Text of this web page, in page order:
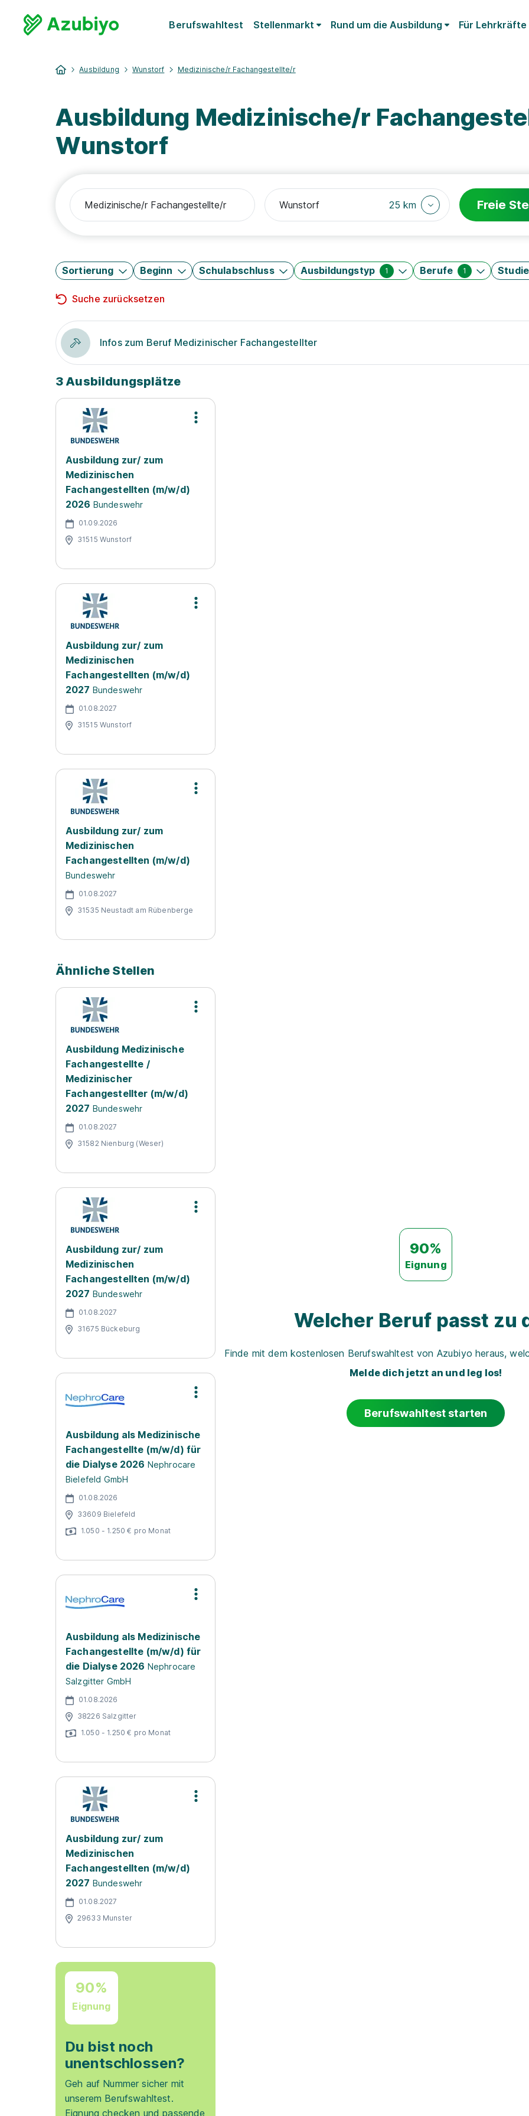
Berufswahltest Stellenmarkt Rund um die Ausbildung Für Lehrkräfte
Ausbildung Wunstorf Medizinische/r Fachangestellte/r
Ausbildung Medizinische/r
Wunstorf
25 km Freie
Sortierung Beginn Schulabschluss Ausbildungstyp 1 Berufe 1
Suche zurücksetzen
Infos zum Beruf Medizinischer Fachangestellter
3 Ausbildungsplätze
Ausbildung zur/ zum
Medizinischen
Fachangestellten (m/w/d)
2026 Bundeswehr
01.09.2026
31515 Wunstorf
Ausbildung zur/ zum
Medizinischen
Fachangestellten (m/w/d)
2027 Bundeswehr
01.08.2027
31515 Wunstorf
Ausbildung zur/ zum
Medizinischen
Fachangestellten (m/w/d)
Bundeswehr
01.08.2027
31535 Neustadt am Rübenberge
Ähnliche Stellen
Ausbildung Medizinische
Fachangestellte /
Medizinischer
Fachangestellter (m/w/d)
2027 Bundeswehr
01.08.2027
31582 Nienburg (Weser)
Ausbildung zur/ zum
Medizinischen
Fachangestellten (m/w/d)
2027 Bundeswehr
01.08.2027
31675 Bückeburg
Ausbildung als Medizinische
Fachangestellte (m/w/d) für
die Dialyse 2026 Nephrocare
Bielefeld GmbH
01.08.2026
33609 Bielefeld
1.050 - 1.250 € pro Monat
Ausbildung als Medizinische
Fachangestellte (m/w/d) für
die Dialyse 2026 Nephrocare
Salzgitter GmbH
01.08.2026
38226 Salzgitter
1.050 - 1.250 € pro Monat
Ausbildung zur/ zum
Medizinischen
Fachangestellten (m/w/d)
2027 Bundeswehr
01.08.2027
29633 Munster
90%
Eignung
Du bist noch
unentschlossen?
Geh auf Nummer sicher mit
unserem Berufswahltest.
Eignung checken und passende
90%
Eignung
Welcher Beruf passt zu
Finde mit dem kostenlosen Berufswahltest von Azubiyo heraus,
Melde dich jetzt an und leg los!
Berufswahltest starten